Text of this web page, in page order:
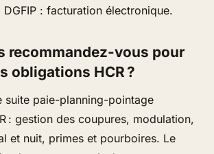
: facturation électronique.
recommandez-vous pour
obligations HCR ?
suite paie-planning-pointage
: gestion des coupures, modulation,
et nuit, primes et pourboires. Le